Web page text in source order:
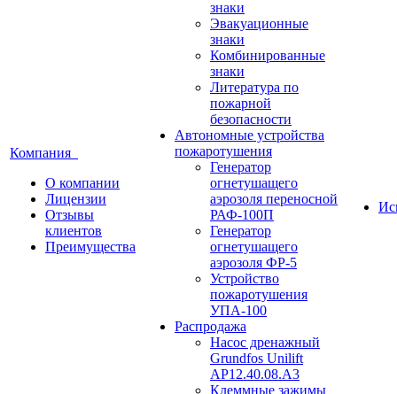
Компания
О компании
Лицензии
Отзывы
клиентов
Преимущества
знаки
Эвакуационные
знаки
Комбинированные
знаки
Литература по
пожарной
безопасности
Автономные устройства
пожаротушения
Генератор
огнетушащего
аэрозоля переносной
РАФ-100П
Генератор
огнетушащего
аэрозоля ФР-5
Устройство
пожаротушения
УПА-100
Распродажа
Насос дренажный
Grundfos Unilift
АP12.40.08.A3
Клеммные зажимы